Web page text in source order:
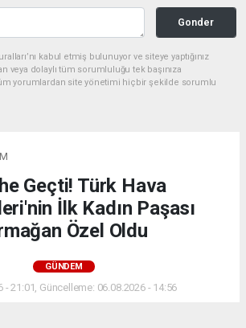
Gonder
kabul etmiş bulunuyor ve siteye yaptığınız
veya dolaylı tüm sorumluluğu tek başınıza
yorumlardan site yönetimi hiçbir şekilde sorumlu
Geçti! Türk Hava
İlk Kadın Paşası
Özel Oldu
GÜNDEM
- 21:01, Güncelleme: 06.08.2026 - 14:56